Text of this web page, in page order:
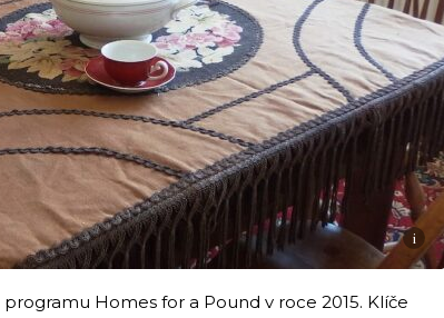
i
Homes for a Pound v roce 2015. Klíče